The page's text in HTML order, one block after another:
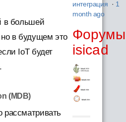
в большей
в будущем это
IoT будет
(MDB)
интеграция · 1
month ago
Форумы
isicad